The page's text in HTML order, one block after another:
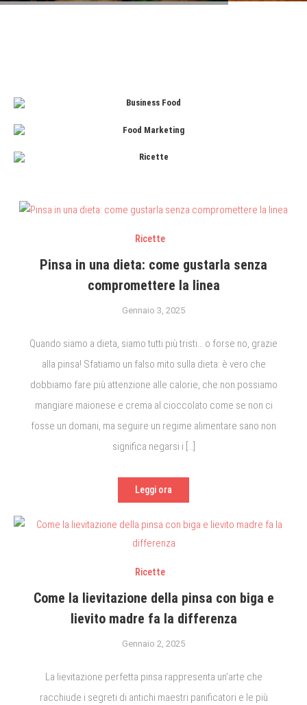
Business Food
Food Marketing
Ricette
Ricette
Pinsa in una dieta: come gustarla senza
compromettere la linea
Gennaio 3, 2025
Quando siamo a dieta, siamo tutti più tristi… o forse no, grazie
alla pinsa! Sfatiamo un falso mito sulla dieta: è vero che
dobbiamo fare più attenzione alle calorie, che non possiamo
mangiare maionese e crema al cioccolato come se non ci
fosse un domani, ma seguire un regime alimentare sano non
significa negarsi i […]
Leggi ora
Ricette
Come la lievitazione della pinsa con biga e
lievito madre fa la differenza
Gennaio 2, 2025
La lievitazione perfetta pinsa rappresenta un’arte che
racchiude i segreti di antichi maestri panificatori e le più